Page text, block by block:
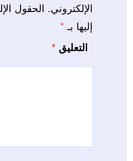
الإلكتروني. الحقول
إليها بـ *
التعليق *